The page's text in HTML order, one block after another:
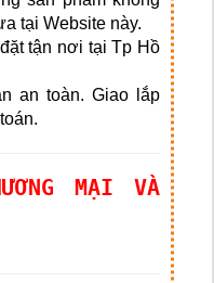
tại Website này.
tận nơi tại Tp Hồ
an toàn. Giao lắp
MẠI VÀ